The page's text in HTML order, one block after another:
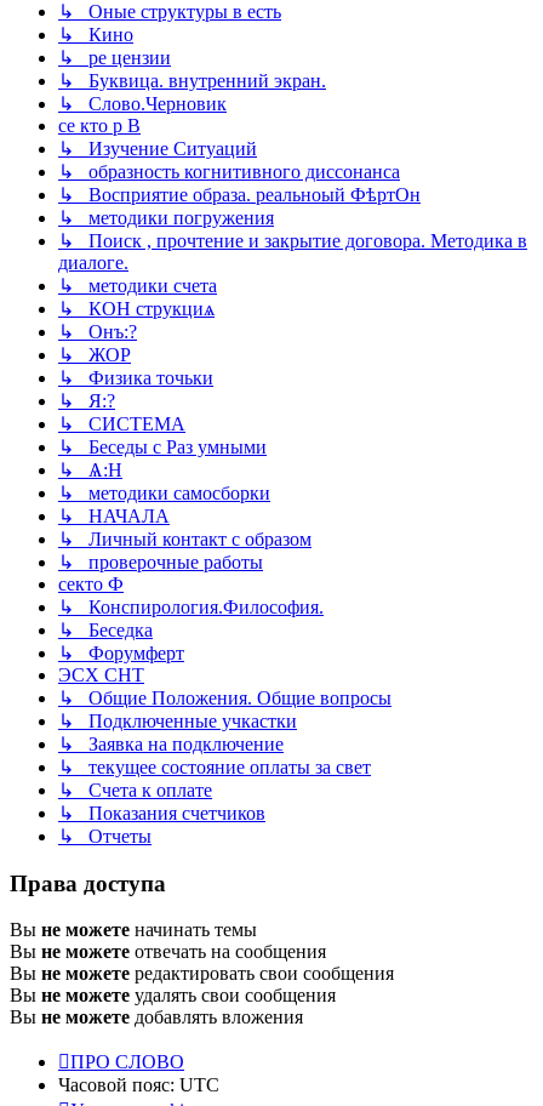
↳ Оные структуры в есть
↳ Кино
↳ ре цензии
↳ Буквица. внутренний экран.
↳ Слово.Черновик
се кто р В
↳ Изучение Ситуаций
↳ образность когнитивного диссонанса
↳ Восприятие образа. реальноый ФѣртОн
↳ методики погружения
↳ Поиск , прочтение и закрытие договора. Методика в
диалоге.
↳ методики счета
↳ КОН струкциѧ
↳ Онъ:?
↳ ЖОР
↳ Физика точьки
↳ Я:?
↳ СИСТЕМА
↳ Беседы с Раз умными
↳ Ѧ:Н
↳ методики самосборки
↳ НАЧАЛА
↳ Личный контакт с образом
↳ проверочные работы
секто Ф
↳ Конспирология.Философия.
↳ Беседка
↳ Форумферт
ЭСХ СНТ
↳ Общие Положения. Общие вопросы
↳ Подключенные учкастки
↳ Заявка на подключение
↳ текущее состояние оплаты за свет
↳ Счета к оплате
↳ Показания счетчиков
↳ Отчеты
Права доступа
Вы не можете начинать темы
Вы не можете отвечать на сообщения
Вы не можете редактировать свои сообщения
Вы не можете удалять свои сообщения
Вы не можете добавлять вложения
ПРО СЛОВО
Часовой пояс: UTC